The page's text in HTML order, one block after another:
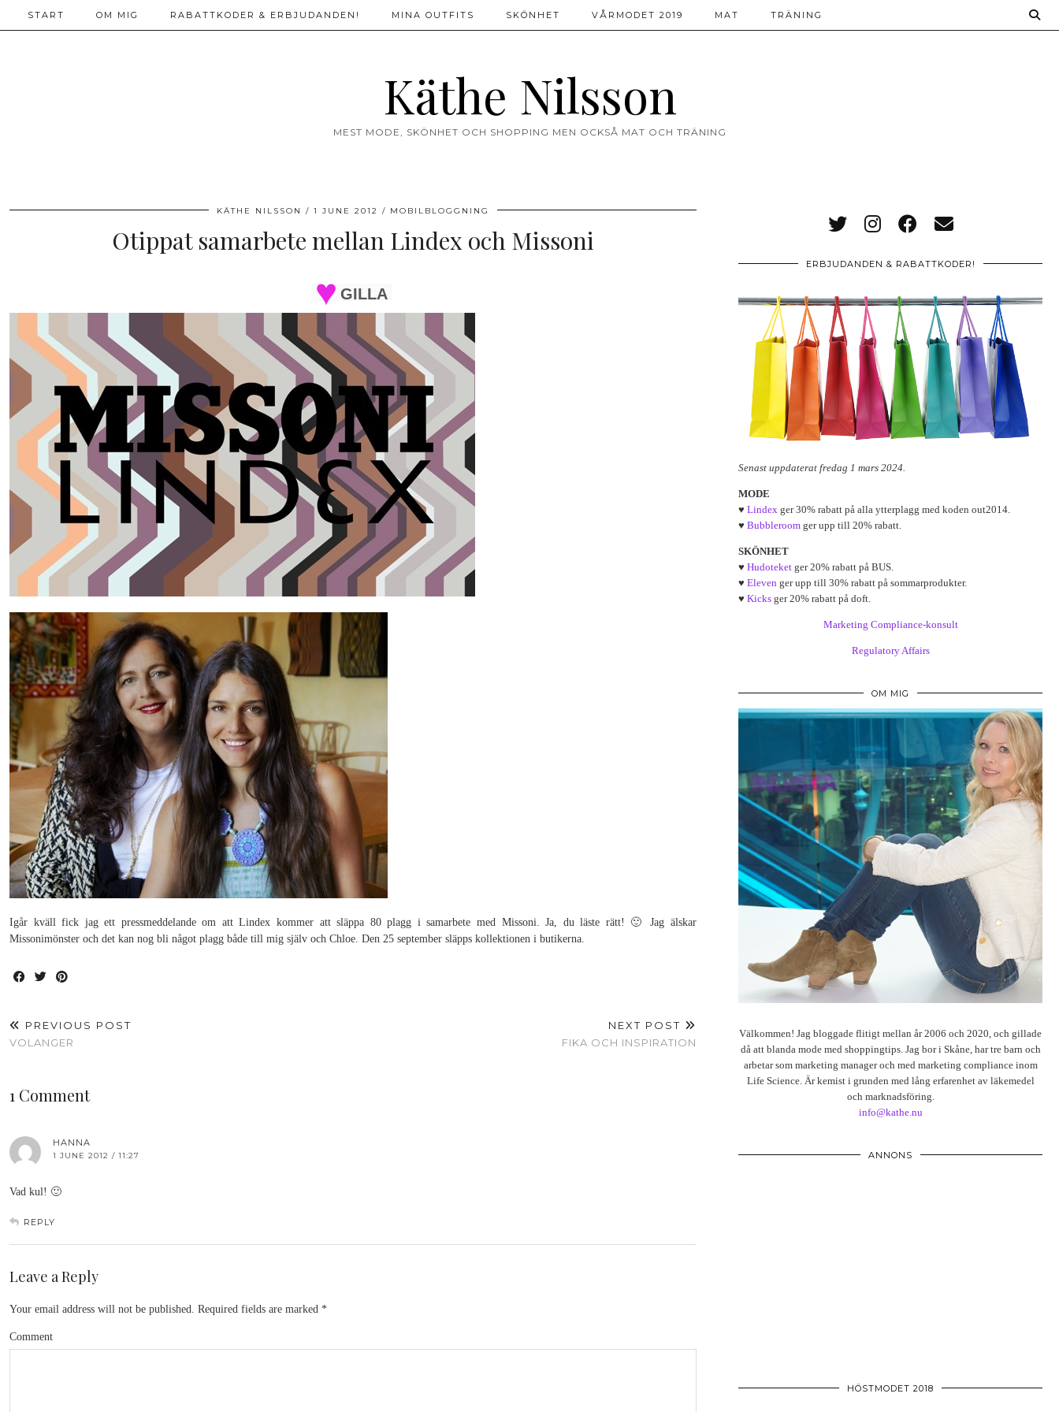
Käthe Nilsson
MEST MODE, SKÖNHET OCH SHOPPING MEN OCKSÅ MAT OCH TRÄNING
START OM MIG RABATTKODER & ERBJUDANDEN! MINA OUTFITS SKÖNHET VÅRMODET 2019 MAT TRÄNING
KÄTHE NILSSON 1 JUNE 2012 MOBILBLOGGNING
Otippat samarbete mellan Lindex och Missoni
GILLA
Igår kväll fick jag ett pressmeddelande om att Lindex kommer att släppa 80 plagg i samarbete med Missoni. Ja, du läste rätt! 🙂 Jag älskar
Missonimönster och det kan nog bli något plagg både till mig själv och Chloe. Den 25 september släpps kollektionen i butikerna.
PREVIOUS POST
VOLANGER
NEXT POST
FIKA OCH INSPIRATION
1 Comment
HANNA
1 JUNE 2012 / 11:27
Vad kul! 🙂
REPLY
Leave a Reply
Your email address will not be published. Required fields are marked *
Comment
ERBJUDANDEN & RABATTKODER!
Senast uppdaterat fredag 1 mars 2024.
MODE
♥ Lindex ger 30% rabatt på alla ytterplagg med koden out2014.
♥ Bubbleroom ger upp till 20% rabatt.
SKÖNHET
♥ Hudoteket ger 20% rabatt på BUS.
♥ Eleven ger upp till 30% rabatt på sommarprodukter.
♥ Kicks ger 20% rabatt på doft.
Marketing Compliance-konsult
Regulatory Affairs
OM MIG
Välkommen! Jag bloggade flitigt mellan år 2006 och 2020, och gillade
då att blanda mode med shoppingtips. Jag bor i Skåne, har tre barn och
arbetar som marketing manager och med marketing compliance inom
Life Science. Är kemist i grunden med lång erfarenhet av läkemedel
och marknadsföring.
info@kathe.nu
ANNONS
HÖSTMODET 2018